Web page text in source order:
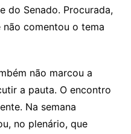
do Senado. Procurada,
comentou o tema
não marcou a
a pauta. O encontro
Na semana
no plenário, que